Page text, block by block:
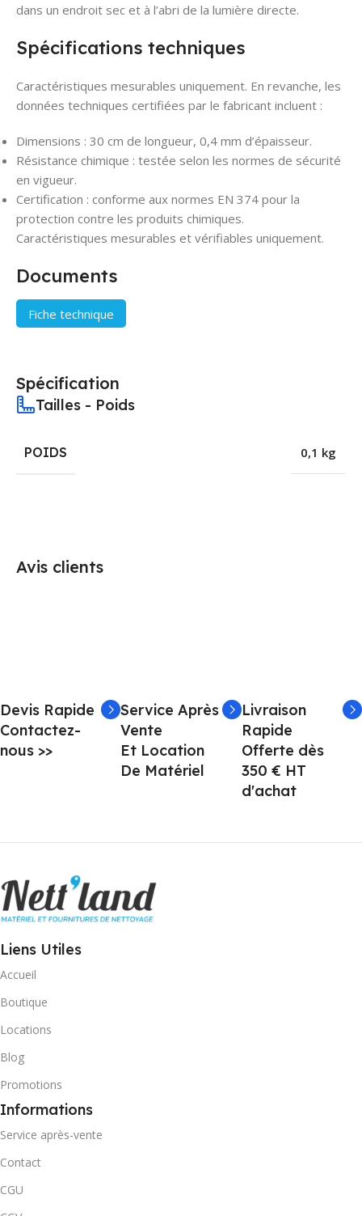
dans un endroit sec et à l’abri de la lumière directe.
Spécifications techniques
Caractéristiques mesurables uniquement. En revanche, les
données techniques certifiées par le fabricant incluent :
Dimensions : 30 cm de longueur, 0,4 mm d’épaisseur.
Résistance chimique : testée selon les normes de sécurité
en vigueur.
Certification : conforme aux normes EN 374 pour la
protection contre les produits chimiques.
Caractéristiques mesurables et vérifiables uniquement.
Documents
Fiche technique
Spécification
Tailles - Poids
POIDS 0,1 kg
Avis clients
Devis Rapide
Contactez-
nous >>
Service Après
Vente
Et Location
De Matériel
Livraison
Rapide
Offerte dès
350 € HT
d'achat
Liens Utiles
Accueil
Boutique
Locations
Blog
Promotions
Informations
Service après-vente
Contact
CGU